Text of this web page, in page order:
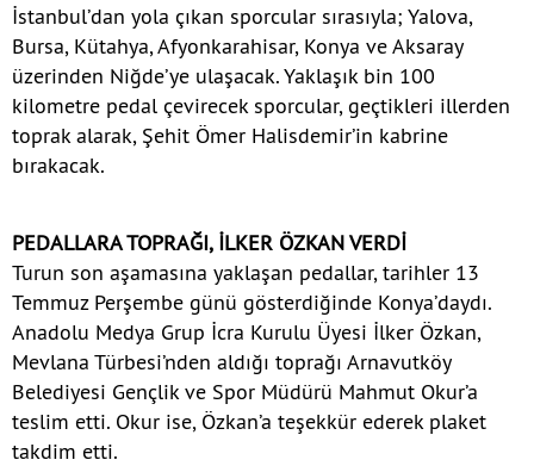
İstanbul’dan yola çıkan sporcular sırasıyla; Yalova,
Bursa, Kütahya, Afyonkarahisar, Konya ve Aksaray
üzerinden Niğde’ye ulaşacak. Yaklaşık bin 100
kilometre pedal çevirecek sporcular, geçtikleri illerden
toprak alarak, Şehit Ömer Halisdemir’in kabrine
bırakacak.
PEDALLARA TOPRAĞI, İLKER ÖZKAN VERDİ
Turun son aşamasına yaklaşan pedallar, tarihler 13
Temmuz Perşembe günü gösterdiğinde Konya’daydı.
Anadolu Medya Grup İcra Kurulu Üyesi İlker Özkan,
Mevlana Türbesi’nden aldığı toprağı Arnavutköy
Belediyesi Gençlik ve Spor Müdürü Mahmut Okur’a
teslim etti. Okur ise, Özkan’a teşekkür ederek plaket
takdim etti.